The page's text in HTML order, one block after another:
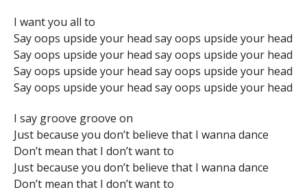
I want you all to
Say oops upside your head say oops upside your head
Say oops upside your head say oops upside your head
Say oops upside your head say oops upside your head
Say oops upside your head say oops upside your head
I say groove groove on
Just because you don’t believe that I wanna dance
Don’t mean that I don’t want to
Just because you don’t believe that I wanna dance
Don’t mean that I don’t want to